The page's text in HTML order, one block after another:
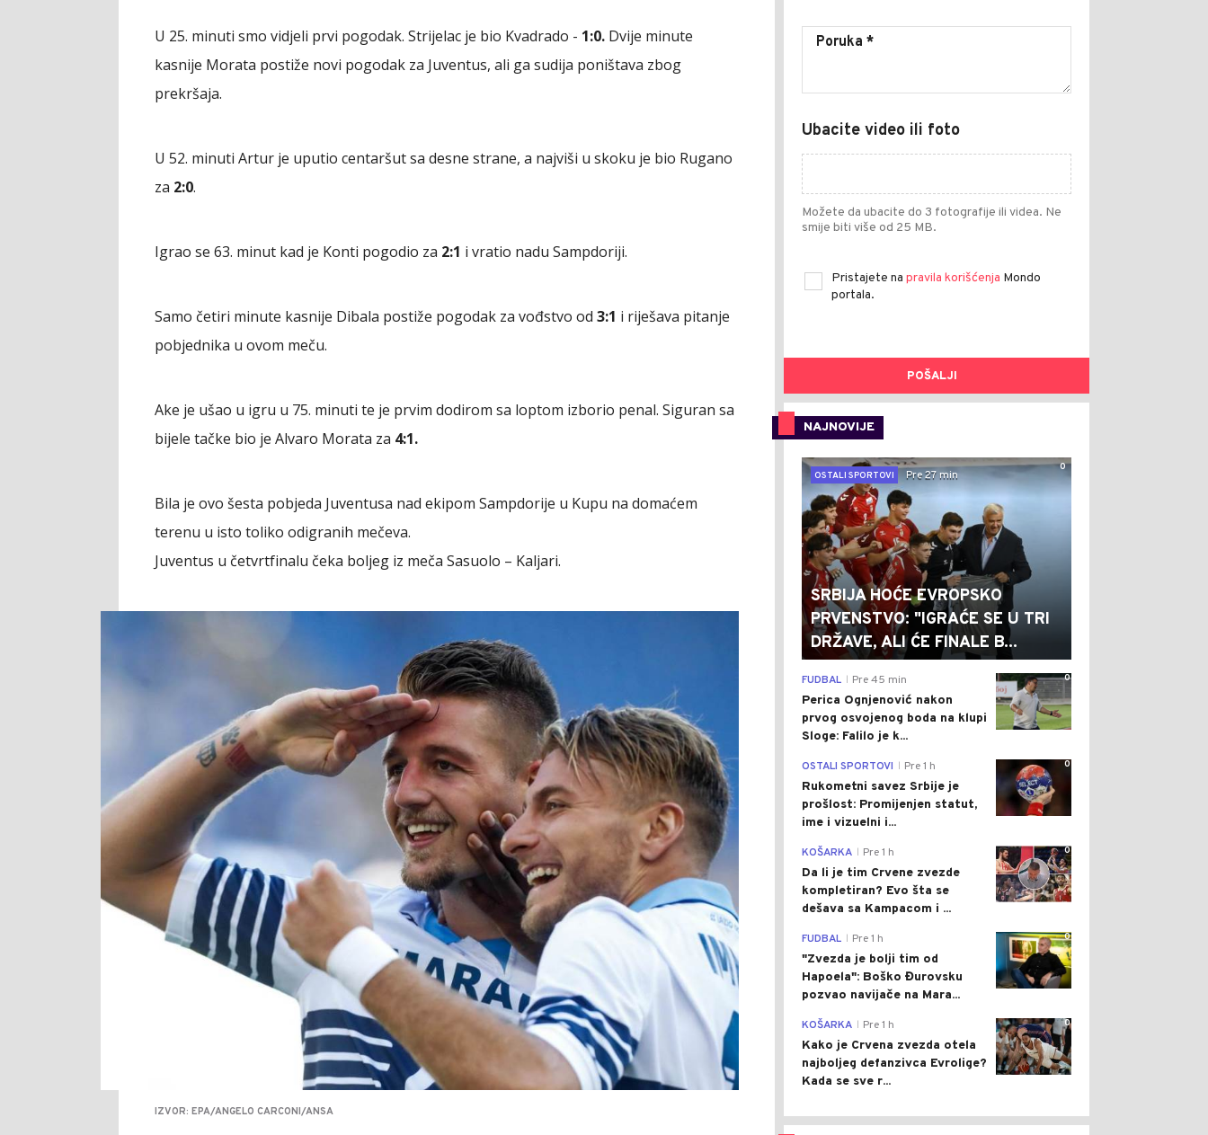
U 25. minuti smo vidjeli prvi pogodak. Strijelac je bio Kvadrado - 1:0. Dvije minute
kasnije Morata postiže novi pogodak za Juventus, ali ga sudija poništava zbog
prekršaja.
U 52. minuti Artur je uputio centaršut sa desne strane, a najviši u skoku je bio Rugano
za 2:0.
Igrao se 63. minut kad je Konti pogodio za 2:1 i vratio nadu Sampdoriji.
Samo četiri minute kasnije Dibala postiže pogodak za vođstvo od 3:1 i riješava pitanje
pobjednika u ovom meču.
Ake je ušao u igru u 75. minuti te je prvim dodirom sa loptom izborio penal. Siguran sa
bijele tačke bio je Alvaro Morata za 4:1.
Bila je ovo šesta pobjeda Juventusa nad ekipom Sampdorije u Kupu na domaćem
terenu u isto toliko odigranih mečeva.
Juventus u četvrtfinalu čeka boljeg iz meča Sasuolo – Kaljari.
IZVOR: EPA/ANGELO CARCONI/ANSA
Ubacite video ili foto
Možete da ubacite do 3 fotografije ili videa. Ne
smije biti više od 25 MB.
Pristajete na pravila korišćenja Mondo
portala.
POŠALJI
NAJNOVIJE
0
OSTALI SPORTOVI
Pre 27 min
SRBIJA HOĆE EVROPSKO
PRVENSTVO: "IGRAĆE SE U TRI
DRŽAVE, ALI ĆE FINALE B...
0
FUDBAL Pre 45 min
Perica Ognjenović nakon
prvog osvojenog boda na klupi
Sloge: Falilo je k...
0
OSTALI SPORTOVI Pre 1 h
Rukometni savez Srbije je
prošlost: Promijenjen statut,
ime i vizuelni i...
0
KOŠARKA Pre 1 h
Da li je tim Crvene zvezde
kompletiran? Evo šta se
dešava sa Kampacom i ...
0
FUDBAL Pre 1 h
"Zvezda je bolji tim od
Hapoela": Boško Đurovsku
pozvao navijače na Mara...
0
KOŠARKA Pre 1 h
Kako je Crvena zvezda otela
najboljeg defanzivca Evrolige?
Kada se sve r...